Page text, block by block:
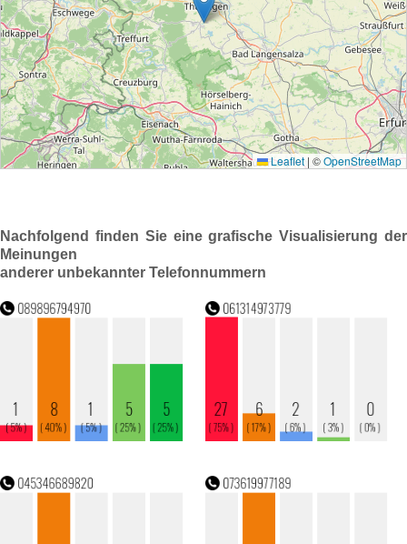
Nachfolgend finden Sie eine grafische Visualisierung der
Meinungen
anderer unbekannter Telefonnummern